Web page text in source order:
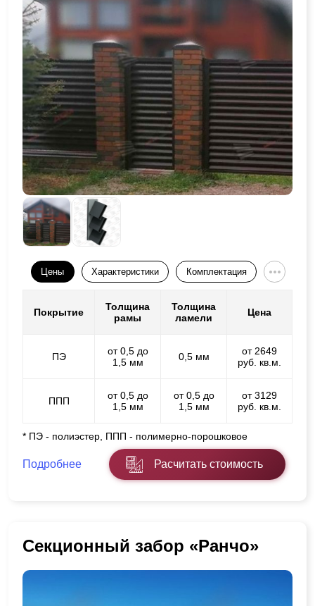
Цены Характеристики Комплектация
Покрытие
Толщина
рамы
Толщина
ламели
Цена
ПЭ
от 0,5 до
1,5 мм
0,5 мм
от 2649
руб. кв.м.
ППП
от 0,5 до
1,5 мм
от 0,5 до
1,5 мм
от 3129
руб. кв.м.
* ПЭ - полиэстер, ППП - полимерно-порошковое
Подробнее Расчитать стоимость
Секционный забор «Ранчо»